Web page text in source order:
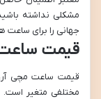
مشکلی نداشته
جهانی را برای ساعت
قیمت ساعت
قیمت ساعت مچی
مختلفی متغیر است.